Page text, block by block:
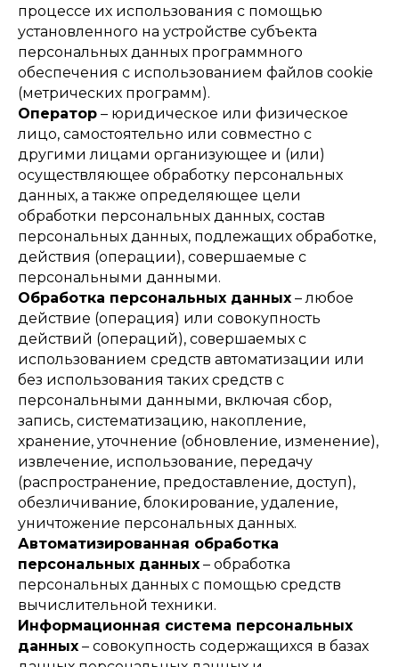
процессе их использования с помощью
установленного на устройстве субъекта
персональных данных программного
обеспечения с использованием файлов cookie
(метрических программ).
Оператор – юридическое или физическое
лицо, самостоятельно или совместно с
другими лицами организующее и (или)
осуществляющее обработку персональных
данных, а также определяющее цели
обработки персональных данных, состав
персональных данных, подлежащих обработке,
действия (операции), совершаемые с
персональными данными.
Обработка персональных данных – любое
действие (операция) или совокупность
действий (операций), совершаемых с
использованием средств автоматизации или
без использования таких средств с
персональными данными, включая сбор,
запись, систематизацию, накопление,
хранение, уточнение (обновление, изменение),
извлечение, использование, передачу
(распространение, предоставление, доступ),
обезличивание, блокирование, удаление,
уничтожение персональных данных.
Автоматизированная обработка
персональных данных – обработка
персональных данных с помощью средств
вычислительной техники.
Информационная система персональных
данных – совокупность содержащихся в базах